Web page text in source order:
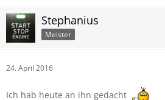
Stephanius
Meister
24. April 2016
Ich hab heute an ihn gedacht